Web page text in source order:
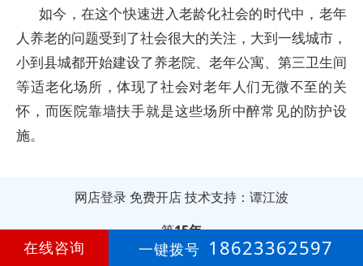
如今，在这个快速进入老龄化社会的时代中，老年
人养老的问题受到了社会很大的关注，大到一线城市，
小到县城都开始建设了养老院、老年公寓、第三卫生间
等适老化场所，体现了社会对老年人们无微不至的关
怀，而医院靠墙扶手就是这些场所中醉常见的防护设
施。
网店登录 免费开店技术支持：谭江波
第15年
在线咨询 一键拨号 18623362597